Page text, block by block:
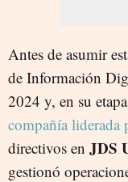
Antes de asumir
de Información
2024 y, en su
compañía
directivos en JDS
gestionó